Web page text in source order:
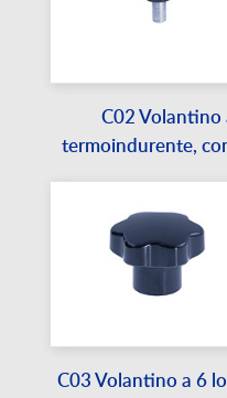
C02 Volantino
termoindurente,
C03 Volantino a 6